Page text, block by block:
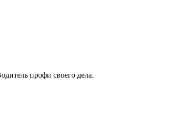
профи своего дела.